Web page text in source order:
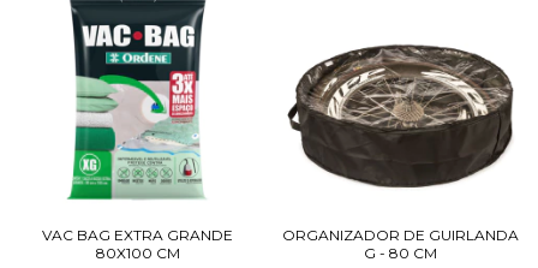
VAC BAG EXTRA GRANDE
80X100 CM
ORGANIZADOR DE GUIRLANDA
G - 80 CM